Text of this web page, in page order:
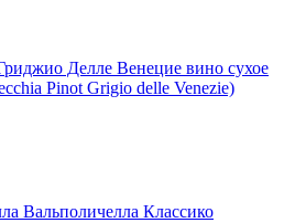
Делле Венецие вино сухое
Pinot Grigio delle Venezie)